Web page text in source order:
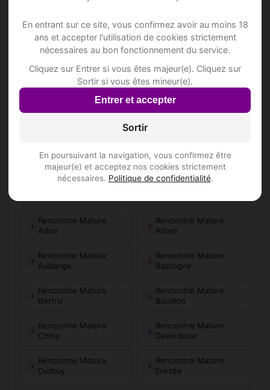
En entrant sur ce site, vous confirmez avoir au moins 18
ans et accepter l'utilisation de cookies strictement
nécessaires au bon fonctionnement du service.
Cliquez sur Entrer si vous êtes majeur(e). Cliquez sur
Sortir si vous êtes mineur(e).
Entrer et accepter
Sortir
En poursuivant la navigation, vous confirmez être
majeur(e) et acceptez nos cookies strictement
nécessaires. Politique de confidentialité.
Sauna 2000
Chemin de la Core 25
Top villes de Luxembourg
Rencontre Mature
Arlon
Rencontre Mature
Attert
Rencontre Mature
Aubange
Rencontre Mature
Bastogne
Rencontre Mature
Bertrix
Rencontre Mature
Bouillon
Rencontre Mature
Chiny
Rencontre Mature
Daverdisse
Rencontre Mature
Durbuy
Rencontre Mature
Erezée